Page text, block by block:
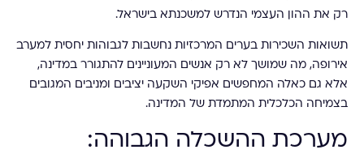
רק את ההון העצמי הנדרש למשכנתא בישראל.
תשואות השכירות בערים המרכזיות נחשבות לגבוהות יחסית למערב
אירופה, מה שמושך לא רק אנשים המעוניינים להתגורר במדינה,
אלא גם כאלה המחפשים אפיקי השקעה יציבים ומניבים המגובים
בצמיחה הכלכלית המתמדת של המדינה.
מערכת ההשכלה הגבוהה: